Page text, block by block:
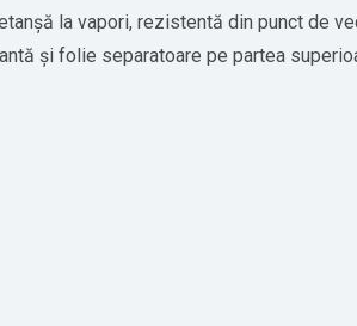
la vapori, rezistentă din punct de
și folie separatoare pe partea